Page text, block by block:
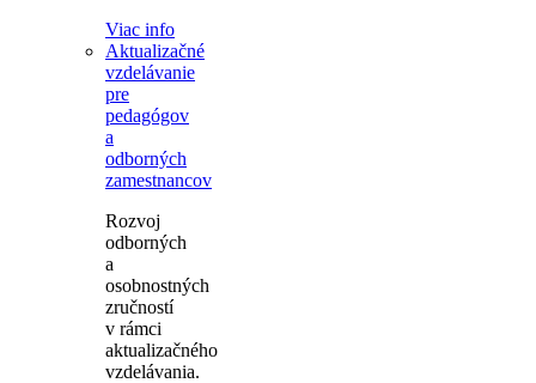
Viac info
Aktualizačné
vzdelávanie
pre
pedagógov
a
odborných
zamestnancov
Rozvoj
odborných
a
osobnostných
zručností
v rámci
aktualizačného
vzdelávania.